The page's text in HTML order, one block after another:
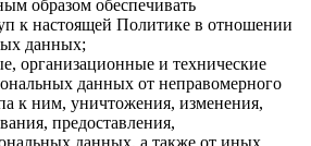
образом обеспечивать
к настоящей Политике в отношении
данных;
организационные и технические
данных от неправомерного
к ним, уничтожения, изменения,
предоставления,